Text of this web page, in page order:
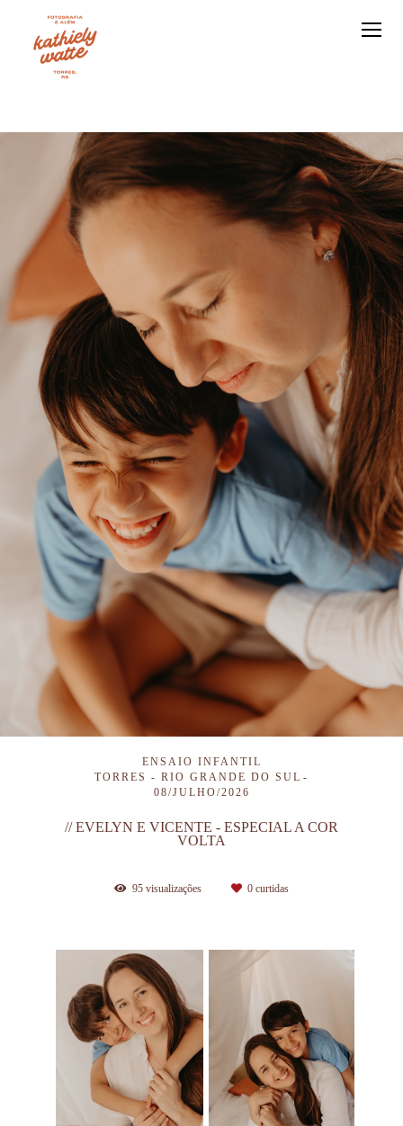
ENSAIO INFANTIL
TORRES - RIO GRANDE DO SUL
08/JULHO/2026
// EVELYN E VICENTE - ESPECIAL A COR
VOLTA
95 visualizações 0 curtidas